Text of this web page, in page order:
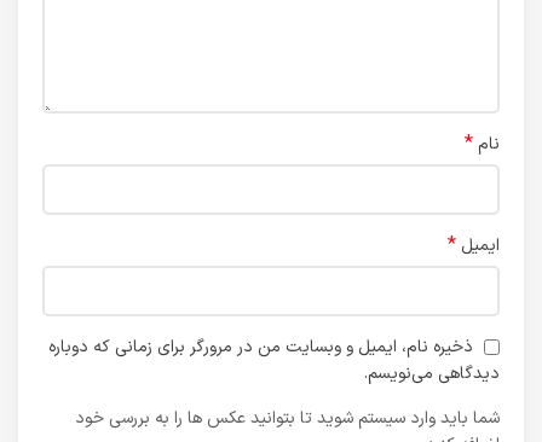
نام *
ایمیل *
ذخیره نام، ایمیل و وبسایت من در مرورگر برای زمانی که دوباره
دیدگاهی می‌نویسم.
شما باید وارد سیستم شوید تا بتوانید عکس ها را به بررسی خود